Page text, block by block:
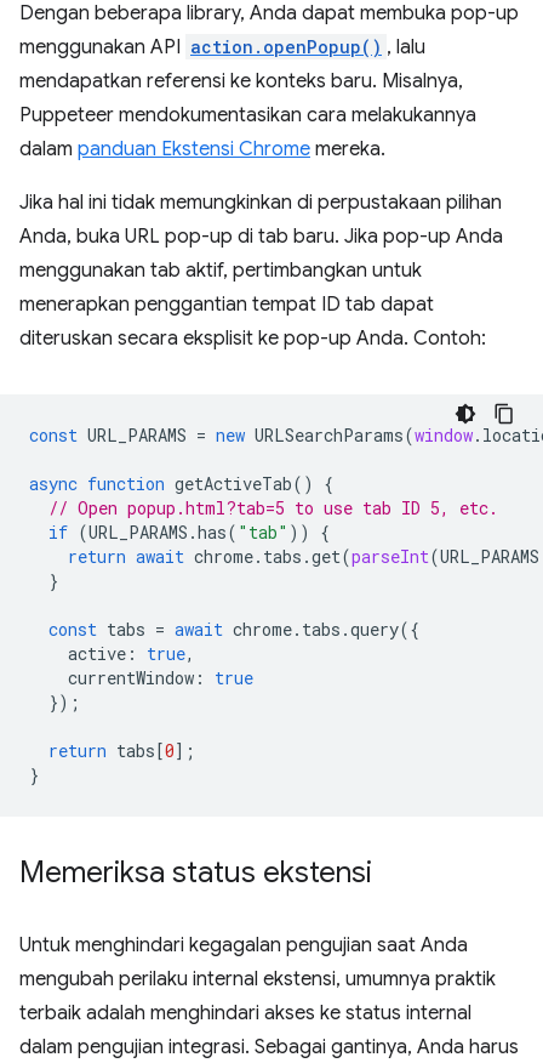
Dengan beberapa library, Anda dapat membuka pop-up
menggunakan API action.openPopup() , lalu
mendapatkan referensi ke konteks baru. Misalnya,
Puppeteer mendokumentasikan cara melakukannya
dalam panduan Ekstensi Chrome mereka.
Jika hal ini tidak memungkinkan di perpustakaan pilihan
Anda, buka URL pop-up di tab baru. Jika pop-up Anda
menggunakan tab aktif, pertimbangkan untuk
menerapkan penggantian tempat ID tab dapat
diteruskan secara eksplisit ke pop-up Anda. Contoh:
const URL_PARAMS = new URLSearchParams(window.
async function getActiveTab()
{
// Open popup.html?tab=5 to use tab ID 5, etc.
if (URL_PARAMS .has( "tab" ))
{
return await chrome. tabs .get(parseInt(URL_PARAMS
}
const tabs = await chrome. tabs .query({
active : true,
currentWindow :
true
});
return tabs[0];
}
Memeriksa status ekstensi
Untuk menghindari kegagalan pengujian saat Anda
mengubah perilaku internal ekstensi, umumnya praktik
terbaik adalah menghindari akses ke status internal
dalam pengujian integrasi. Sebagai gantinya, Anda harus